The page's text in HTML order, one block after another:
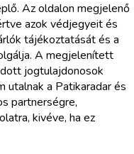
Az oldalon megjelenő
azok védjegyeit és
tájékoztatását és a
A megjelenített
jogtulajdonosok
utalnak a Patikaradar és
partnerségre,
kivéve, ha ez